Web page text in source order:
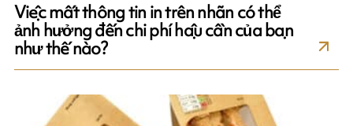
Việc mất thông tin in trên nhãn có thể
ảnh hưởng đến chi phí hậu cần của bạn
như thế nào?